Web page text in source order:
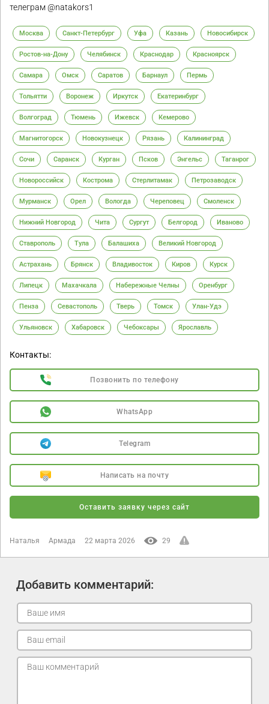
телеграм @natakors1
Москва Санкт-Петербург Уфа Казань Новосибирск
Ростов-на-Дону Челябинск Краснодар Красноярск
Самара Омск Саратов Барнаул Пермь
Тольятти Воронеж Иркутск Екатеринбург
Волгоград Тюмень Ижевск Кемерово
Магнитогорск Новокузнецк Рязань Калининград
Сочи Саранск Курган Псков Энгельс Таганрог
Новороссийск Кострома Стерлитамак Петрозаводск
Мурманск Орел Вологда Череповец Смоленск
Нижний Новгород Чита Сургут Белгород Иваново
Ставрополь Тула Балашиха Великий Новгород
Астрахань Брянск Владивосток Киров Курск
Липецк Махачкала Набережные Челны Оренбург
Пенза Севастополь Тверь Томск Улан-Удэ
Ульяновск Хабаровск Чебоксары Ярославль
Контакты:
Позвонить по телефону
WhatsApp
Telegram
Написать на почту
Оставить заявку через сайт
Наталья Армада 22 марта 2026 29
Добавить комментарий: